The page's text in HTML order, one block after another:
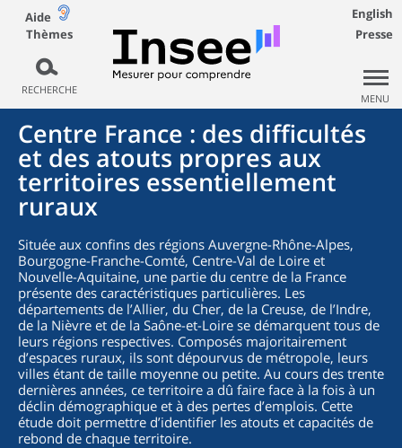
Aide
Thèmes
RECHERCHE
English
Presse
MENU
Centre France : des difficultés
et des atouts propres aux
territoires essentiellement
ruraux
Située aux confins des régions Auvergne-Rhône-Alpes,
Bourgogne-Franche-Comté, Centre-Val de Loire et
Nouvelle-Aquitaine, une partie du centre de la France
présente des caractéristiques particulières. Les
départements de l’Allier, du Cher, de la Creuse, de l’Indre,
de la Nièvre et de la Saône-et-Loire se démarquent tous de
leurs régions respectives. Composés majoritairement
d’espaces ruraux, ils sont dépourvus de métropole, leurs
villes étant de taille moyenne ou petite. Au cours des trente
dernières années, ce territoire a dû faire face à la fois à un
déclin démographique et à des pertes d’emplois. Cette
étude doit permettre d’identifier les atouts et capacités de
rebond de chaque territoire.